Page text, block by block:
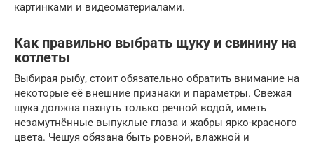
картинками и видеоматериалами.
Как правильно выбрать щуку и свинину на
котлеты
Выбирая рыбу, стоит обязательно обратить внимание на
некоторые её внешние признаки и параметры. Свежая
щука должна пахнуть только речной водой, иметь
незамутнённые выпуклые глаза и жабры ярко-красного
цвета. Чешуя обязана быть ровной, влажной и